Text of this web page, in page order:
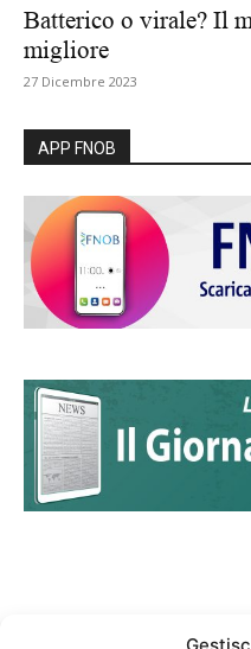
Batterico o virale? Il
migliore
27 Dicembre 2023
APP FNOB